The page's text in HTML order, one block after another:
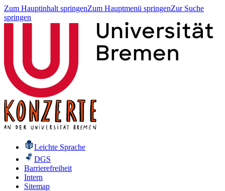
Zum Hauptinhalt springenZum Hauptmenü springenZur Suche
springen
Leichte Sprache
DGS
Barrierefreiheit
Intern
Sitemap